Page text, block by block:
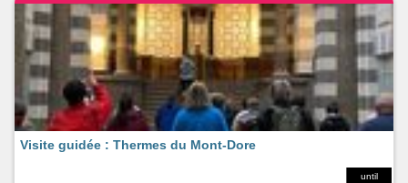
until
Visite guidée : Thermes du Mont-Dore